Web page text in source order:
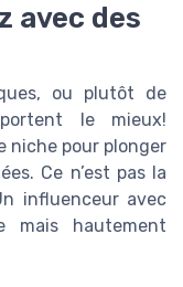
avec des
ou plutôt de
le mieux!
niche pour plonger
Ce n’est pas la
influenceur avec
mais hautement